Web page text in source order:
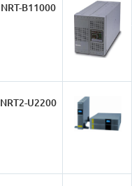
NRT-B11000
NRT2-U2200